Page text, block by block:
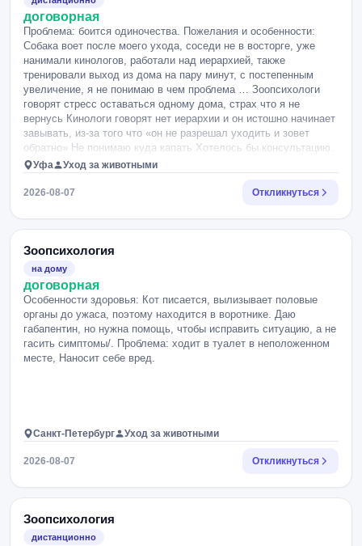
тяжело. прогулки с ним эмоционально выматывают: вместо
обычной прогулки я постоянно слежу за тем, чего он
испугался, пытаюсь его остановить или увести я не хочу,
чтобы он жил в постоянном страхе. мне важно научиться
правильно помогать ему, а не просто заставлять его терпеть
улицу. есть еще один момент, который я надеюсь
использовать в работе. через неделю он несколько дней будет
жить с собакой моего брата, она очень активная, все всегда
кушает и ничего не боится . после этого примерно неделю мы
сможем каждый день гулять вместе с этой собакой. поэтому
мне интересно, может ли уверенная собака положительно
повлиять на него и можно ли использовать совместные
вероятность успеха в нашей проблеме, учитывая что время
понять: 1. почему у него настолько сильная разница между
это похоже именно на страх/тревогу городской среды; 3.
правильно ли мы сейчас работаем со страхами; 4. что делать,
если он не берет лакомства на улице; 5. можно ли
использовать игру и мячик вместо еды; 6. как правильно
организовать совместные прогулки с уверенной собакой; 7.
какой вообще план работы вы бы рекомендовали и каких
результатов реально ожидать. буду очень благодарна, если вы
сможете посмотреть на ситуацию комплексно, потому что
сейчас я чувствую, что мы застряли и не понимаю, как
договорная
Проблема: боится одиночества. Пожелания и особенности:
Собака воет после моего ухода, соседи не в восторге, уже
нанимали кинологов, работали над иерархией, также
тренировали выход из дома на пару минут, с постепенным
увеличение, я не понимаю в чем проблема … Зоопсихологи
говорят стресс оставаться одному дома, страх что я не
вернусь Кинологи говорят нет иерархии и он истошно начинает
завывать, из-за того что «он не разрешал уходить и зовет
обратно» Не понимаю куда капать Хотелось бы консультацию.
Уфа Уход за животными
2026-08-07 Откликнуться
Зоопсихология
на дому
договорная
Особенности здоровья: Кот писается, вылизывает половые
органы до ужаса, поэтому находится в воротнике. Даю
габапентин, но нужна помощь, чтобы исправить ситуацию, а не
гасить симптомы/. Проблема: ходит в туалет в неположенном
месте, Наносит себе вред.
Санкт-Петербург Уход за животными
2026-08-07 Откликнуться
Зоопсихология
дистанционно